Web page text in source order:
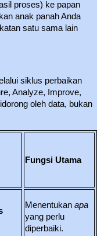
proses) ke papan
anak panah Anda
satu sama lain
siklus perbaikan
Analyze, Improve,
oleh data, bukan
Fungsi Utama
Menentukanapa
yang perlu
diperbaiki.